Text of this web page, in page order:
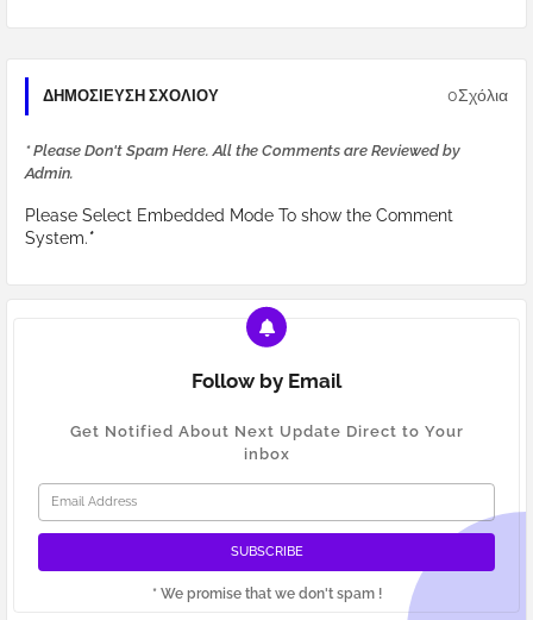
ΔΗΜΟΣΊΕΥΣΗ ΣΧΟΛΊΟΥ 0Σχόλια
* Please Don't Spam Here. All the Comments are Reviewed by
Admin.
Please Select Embedded Mode To show the Comment
System.*
Follow by Email
Get Notified About Next Update Direct to Your
inbox
* We promise that we don't spam !